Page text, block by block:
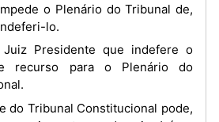
o Plenário do Tribunal de,
lo.
recurso para o Plenário do